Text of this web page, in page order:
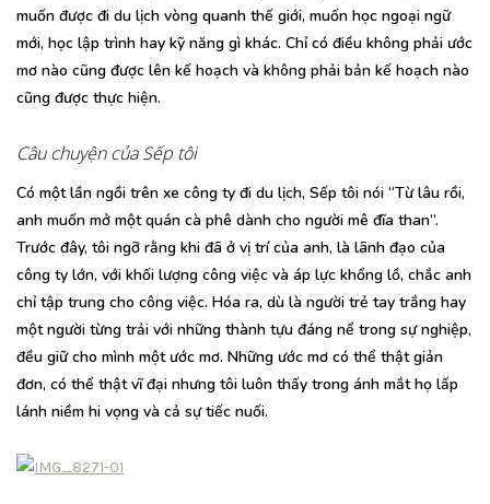
muốn được đi du lịch vòng quanh thế giới, muốn học ngoại ngữ
mới, học lập trình hay kỹ năng gì khác. Chỉ có điều không phải ước
mơ nào cũng được lên kế hoạch và không phải bản kế hoạch nào
cũng được thực hiện.
Câu chuyện của Sếp tôi
Có một lần ngồi trên xe công ty đi du lịch, Sếp tôi nói “Từ lâu rồi,
anh muốn mở một quán cà phê dành cho người mê đĩa than”.
Trước đây, tôi ngỡ rằng khi đã ở vị trí của anh, là lãnh đạo của
công ty lớn, với khối lượng công việc và áp lực khổng lồ, chắc anh
chỉ tập trung cho công việc. Hóa ra, dù là người trẻ tay trắng hay
một người từng trải với những thành tựu đáng nể trong sự nghiệp,
đều giữ cho mình một ước mơ. Những ước mơ có thể thật giản
đơn, có thể thật vĩ đại nhưng tôi luôn thấy trong ánh mắt họ lấp
lánh niềm hi vọng và cả sự tiếc nuối.